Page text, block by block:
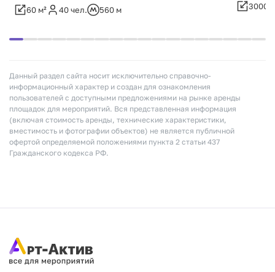
60 м² 40 чел. 560 м 3000
Данный раздел сайта носит исключительно справочно-
информационный характер и создан для ознакомления
пользователей с доступными предложениями на рынке аренды
площадок для мероприятий. Вся представленная информация
(включая стоимость аренды, технические характеристики,
вместимость и фотографии объектов) не является публичной
офертой определяемой положениями пункта 2 статьи 437
Гражданского кодекса РФ.